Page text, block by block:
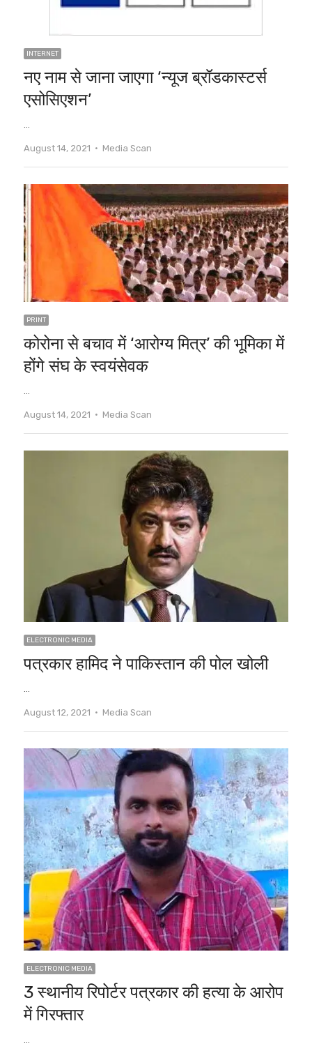
INTERNET
नए नाम से जाना जाएगा ‘न्यूज ब्रॉडकास्टर्स
एसोसिएशन’
…
August 14, 2021 Author
Media Scan
PRINT
कोरोना से बचाव में ‘आरोग्य मित्र’ की भूमिका में
होंगे संघ के स्वयंसेवक
…
August 14, 2021 Author
Media Scan
ELECTRONIC MEDIA
पत्रकार हामिद ने पाकिस्तान की पोल खोली
August 12, 2021 Author
Media Scan
ELECTRONIC MEDIA
3 स्थानीय रिपोर्टर पत्रकार की हत्या के आरोप
में गिरफ्तार